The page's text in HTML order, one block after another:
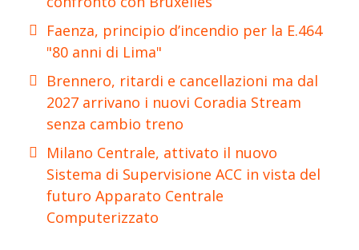
Faenza, principio d’incendio per la E.464
"80 anni di Lima"
Brennero, ritardi e cancellazioni ma dal
2027 arrivano i nuovi Coradia Stream
senza cambio treno
Milano Centrale, attivato il nuovo
Sistema di Supervisione ACC in vista del
futuro Apparato Centrale
Computerizzato